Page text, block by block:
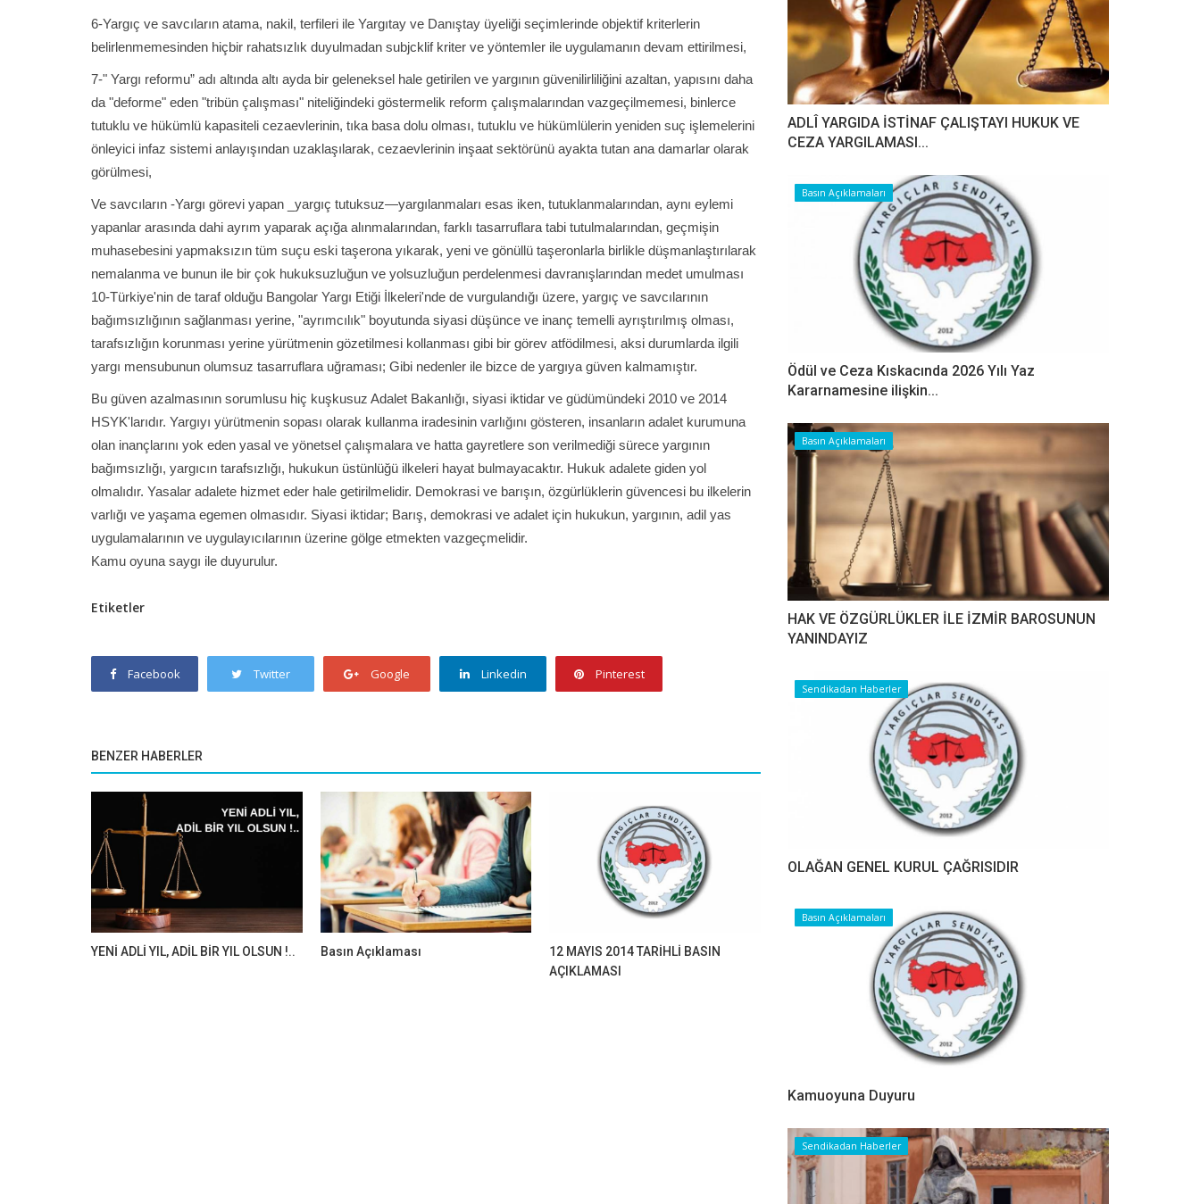
6-Yargıç ve savcıların atama, nakil, terfileri ile Yargıtay ve Danıştay üyeliği seçimlerinde objektif kriterlerin
belirlenmemesinden hiçbir rahatsızlık duyulmadan subjcklif kriter ve yöntemler ile uygulamanın devam ettirilmesi,
7-" Yargı reformu” adı altında altı ayda bir geleneksel hale getirilen ve yargının güvenilirliliğini azaltan, yapısını daha
da "deforme" eden "tribün çalışması" niteliğindeki göstermelik reform çalışmalarından vazgeçilmemesi, binlerce
tutuklu ve hükümlü kapasiteli cezaevlerinin, tıka basa dolu olması, tutuklu ve hükümlülerin yeniden suç işlemelerini
önleyici infaz sistemi anlayışından uzaklaşılarak, cezaevlerinin inşaat sektörünü ayakta tutan ana damarlar olarak
görülmesi,
Ve savcıların -Yargı görevi yapan _yargıç tutuksuz—yargılanmaları esas iken, tutuklanmalarından, aynı eylemi
yapanlar arasında dahi ayrım yaparak açığa alınmalarından, farklı tasarruflara tabi tutulmalarından, geçmişin
muhasebesini yapmaksızın tüm suçu eski taşerona yıkarak, yeni ve gönüllü taşeronlarla birlikle düşmanlaştırılarak
nemalanma ve bunun ile bir çok hukuksuzluğun ve yolsuzluğun perdelenmesi davranışlarından medet umulması
10-Türkiye'nin de taraf olduğu Bangolar Yargı Etiği İlkeleri'nde de vurgulandığı üzere, yargıç ve savcılarının
bağımsızlığının sağlanması yerine, "ayrımcılık" boyutunda siyasi düşünce ve inanç temelli ayrıştırılmış olması,
tarafsızlığın korunması yerine yürütmenin gözetilmesi kollanması gibi bir görev atfödilmesi, aksi durumlarda ilgili
yargı mensubunun olumsuz tasarruflara uğraması; Gibi nedenler ile bizce de yargıya güven kalmamıştır.
Bu güven azalmasının sorumlusu hiç kuşkusuz Adalet Bakanlığı, siyasi iktidar ve güdümündeki 2010 ve 2014
HSYK'larıdır. Yargıyı yürütmenin sopası olarak kullanma iradesinin varlığını gösteren, insanların adalet kurumuna
olan inançlarını yok eden yasal ve yönetsel çalışmalara ve hatta gayretlere son verilmediği sürece yargının
bağımsızlığı, yargıcın tarafsızlığı, hukukun üstünlüğü ilkeleri hayat bulmayacaktır. Hukuk adalete giden yol
olmalıdır. Yasalar adalete hizmet eder hale getirilmelidir. Demokrasi ve barışın, özgürlüklerin güvencesi bu ilkelerin
varlığı ve yaşama egemen olmasıdır. Siyasi iktidar; Barış, demokrasi ve adalet için hukukun, yargının, adil yas
uygulamalarının ve uygulayıcılarının üzerine gölge etmekten vazgeçmelidir.
Kamu oyuna saygı ile duyurulur.
Etiketler
Facebook Twitter Google Linkedin Pinterest
BENZER HABERLER
YENİ ADLİ YIL, ADİL BİR YIL OLSUN !.. Basın Açıklaması
12 MAYIS 2014 TARİHLİ BASIN
AÇIKLAMASI
ADLÎ YARGIDA İSTİNAF ÇALIŞTAYI HUKUK VE
CEZA YARGILAMASI...
Basın Açıklamaları
Ödül ve Ceza Kıskacında 2026 Yılı Yaz
Kararnamesine ilişkin...
Basın Açıklamaları
HAK VE ÖZGÜRLÜKLER İLE İZMİR BAROSUNUN
YANINDAYIZ
Sendikadan Haberler
OLAĞAN GENEL KURUL ÇAĞRISIDIR
Basın Açıklamaları
Kamuoyuna Duyuru
Sendikadan Haberler